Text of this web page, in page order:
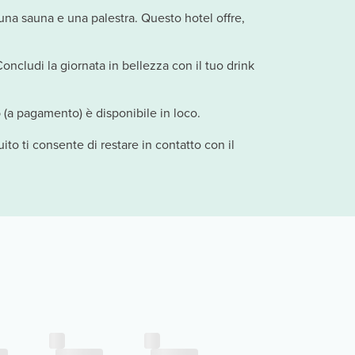
sauna e una palestra. Questo hotel offre,
la giornata in bellezza con il tuo drink
pagamento) è disponibile in loco.
ti consente di restare in contatto con il